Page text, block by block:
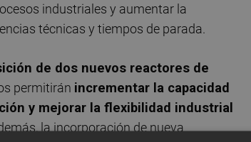
industriales y aumentar la
técnicas y tiempos de parada.
de dos nuevos reactores de
permitirán incrementar la capacidad
y mejorar la flexibilidad industrial
la incorporación de nueva